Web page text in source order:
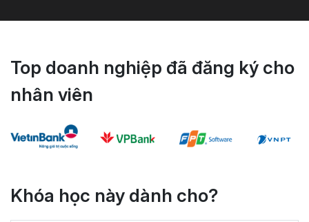
Top doanh nghiệp đã đăng ký cho
nhân viên
Khóa học này dành cho?